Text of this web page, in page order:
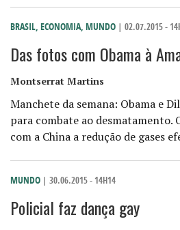
BRASIL, ECONOMIA, MUNDO | 02.07.2015 -
Das fotos com Obama à
Montserrat Martins
Manchete da semana: Obama e
para combate ao desmatamento.
com a China a redução de gases
MUNDO | 30.06.2015 - 14H14
Policial faz dança gay